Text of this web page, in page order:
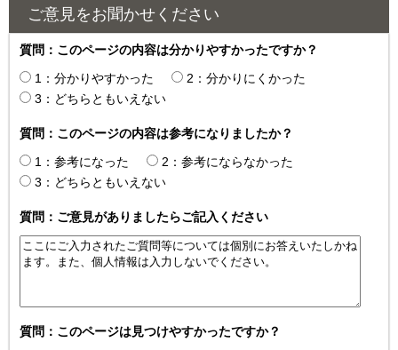
ご意見をお聞かせください
質問：このページの内容は分かりやすかったですか？
1：分かりやすかった
2：分かりにくかった
3：どちらともいえない
質問：このページの内容は参考になりましたか？
1：参考になった
2：参考にならなかった
3：どちらともいえない
質問：ご意見がありましたらご記入ください
質問：このページは見つけやすかったですか？